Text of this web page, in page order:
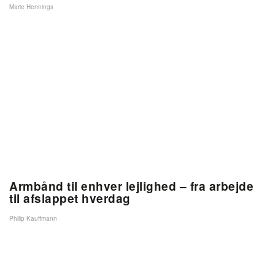
Marie Hennings
Armbånd til enhver lejlighed – fra arbejde
til afslappet hverdag
Philip Kauffmann